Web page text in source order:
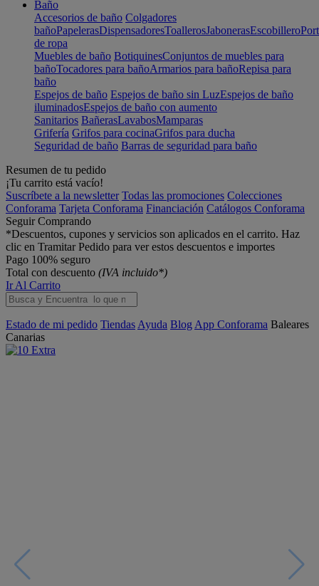
Baño
Accesorios de baño Colgadores
bañoPapelerasDispensadoresToallerosJabonerasEscobillero
de ropa
Muebles de baño BotiquinesConjuntos de muebles para
bañoTocadores para bañoArmarios para bañoRepisa para
baño
Espejos de baño Espejos de baño sin LuzEspejos de baño
iluminadosEspejos de baño con aumento
Sanitarios BañerasLavabosMamparas
Grifería Grifos para cocinaGrifos para ducha
Seguridad de baño Barras de seguridad para baño
Resumen de tu pedido
¡Tu carrito está vacío!
Suscríbete a la newsletter Todas las promociones Colecciones
Conforama Tarjeta Conforama Financiación Catálogos Conforama
Seguir Comprando
*Descuentos, cupones y servicios son aplicados en el carrito. Haz
clic en Tramitar Pedido para ver estos descuentos e importes
Pago 100% seguro
Total con descuento (IVA incluido*)
Ir Al Carrito
Estado de mi pedido Tiendas Ayuda Blog App Conforama Baleares
Canarias